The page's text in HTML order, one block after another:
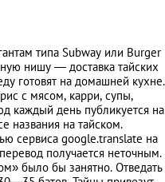
типа Subway или Burger
нишу — доставка тайских
готовят на домашней кухне.
с мясом, карри, супы,
день публикуется на
названия на тайском.
сервиса google.translate на
получается неточным.
было бы занятно. Отведать